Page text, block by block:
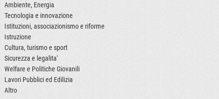
Ambiente, Energia
Tecnologia e innovazione
Istituzioni, associazionismo e riforme
Istruzione
Cultura, turismo e sport
Sicurezza e legalita'
Welfare e Politiche Giovanili
Lavori Pubblici ed Edilizia
Altro